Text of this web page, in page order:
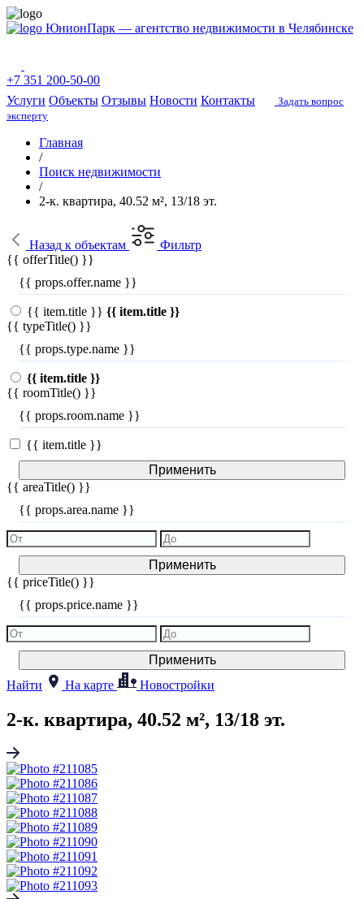
ЮнионПарк — агентство недвижимости в Челябинске
+7 351 200-50-00
Услуги Объекты Отзывы Новости Контакты
Задать вопрос
эксперту
Главная
/
Поиск недвижимости
/
2-к. квартира, 40.52 м², 13/18 эт.
Назад к объектам
Фильтр
{{ offerTitle() }}
{{ props.offer.name }}
{{ item.title }} {{ item.title }}
{{ typeTitle() }}
{{ props.type.name }}
{{ item.title }}
{{ roomTitle() }}
{{ props.room.name }}
{{ item.title }}
Применить
{{ areaTitle() }}
{{ props.area.name }}
Применить
{{ priceTitle() }}
{{ props.price.name }}
Применить
Найти
На карте Новостройки
2-к. квартира, 40.52 м², 13/18 эт.